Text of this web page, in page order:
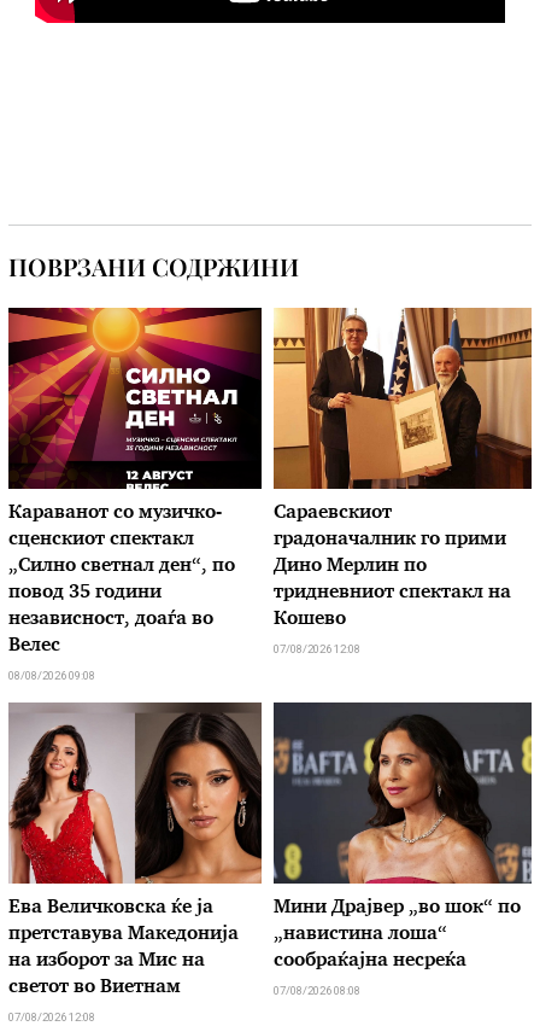
ПОВРЗАНИ СОДРЖИНИ
Караванот со музичкo-
сценскиот спектакл
„Силно светнал ден“, по
повод 35 години
независност, доаѓа во
Велес
08/08/2026 09:08
Сараевскиот
градоначалник го прими
Дино Мерлин по
тридневниот спектакл на
Кошево
07/08/2026 12:08
Ева Величковска ќе ја
претставува Македонија
на изборот за Мис на
светот во Виетнам
07/08/2026 12:08
Мини Драјвер „во шок“ по
„навистина лоша“
сообраќајна несреќа
07/08/2026 08:08